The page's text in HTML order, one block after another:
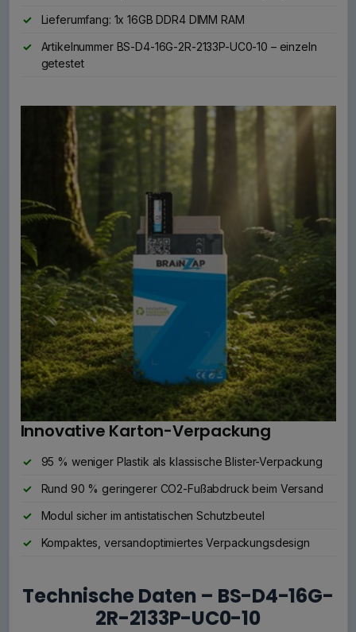
Lieferumfang: 1x 16GB DDR4 DIMM RAM
Artikelnummer BS-D4-16G-2R-2133P-UC0-10 – einzeln
getestet
Innovative Karton-Verpackung
95 % weniger Plastik als klassische Blister-Verpackung
Rund 90 % geringerer CO2-Fußabdruck beim Versand
Modul sicher im antistatischen Schutzbeutel
Kompaktes, versandoptimiertes Verpackungsdesign
Technische Daten – BS-D4-16G-
2R-2133P-UC0-10